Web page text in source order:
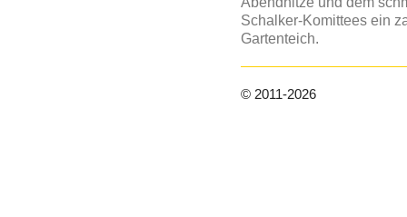
Schalker-Komittees ein
Gartenteich.
© 2011-2026